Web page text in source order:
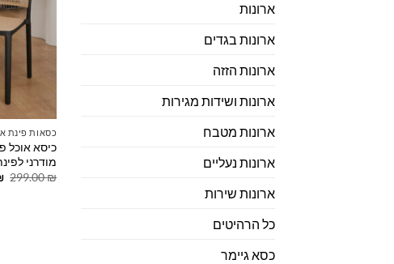
ארונות
ארונות בגדים
ארונות הזזה
ארונות ושידות מגירות
ארונות מטבח
ארונות נעליים
ארונות שירות
כל הרהיטים
כסא גיימר
כסאות פינת
כיסא אוכל
מודרני
299.00₪